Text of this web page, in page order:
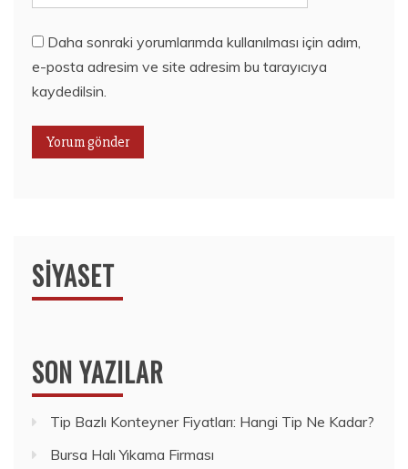
Daha sonraki yorumlarımda kullanılması için adım,
e-posta adresim ve site adresim bu tarayıcıya
kaydedilsin.
SIYASET
SON YAZILAR
Tip Bazlı Konteyner Fiyatları: Hangi Tip Ne Kadar?
Bursa Halı Yıkama Firması